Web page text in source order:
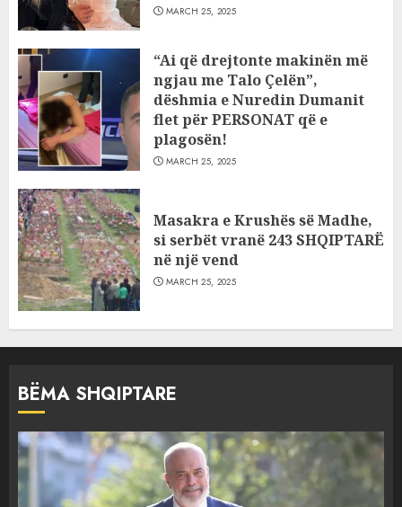
MARCH 25, 2025
“Ai që drejtonte makinën më
ngjau me Talo Çelën”,
dëshmia e Nuredin Dumanit
flet për PERSONAT që e
plagosën!
MARCH 25, 2025
Masakra e Krushës së Madhe,
si serbët vranë 243 SHQIPTARË
në një vend
MARCH 25, 2025
BËMA SHQIPTARE